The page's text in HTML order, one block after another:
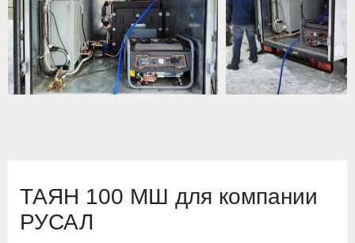
ТАЯН 100 МШ для компании
РУСАЛ